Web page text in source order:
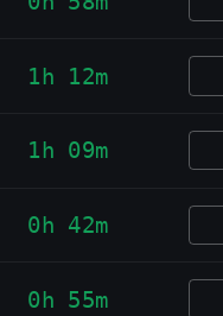
1h 12m
1h 09m
0h 42m
0h 55m